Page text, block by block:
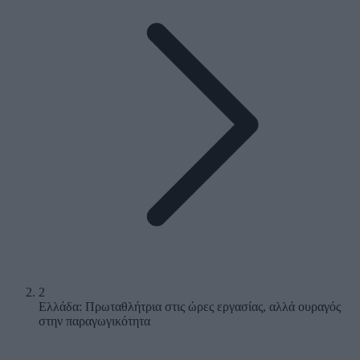
2
Ελλάδα: Πρωταθλήτρια στις ώρες εργασίας, αλλά ουραγός
στην παραγωγικότητα